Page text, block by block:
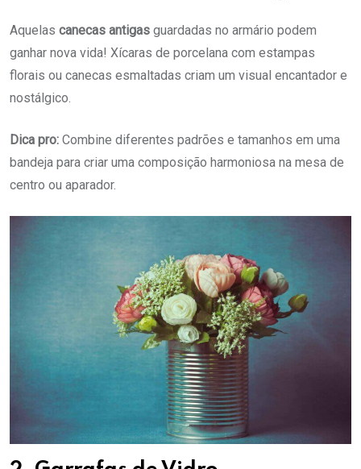
Aquelas canecas antigas guardadas no armário podem
ganhar nova vida! Xícaras de porcelana com estampas
florais ou canecas esmaltadas criam um visual encantador e
nostálgico.
Dica pro: Combine diferentes padrões e tamanhos em uma
bandeja para criar uma composição harmoniosa na mesa de
centro ou aparador.